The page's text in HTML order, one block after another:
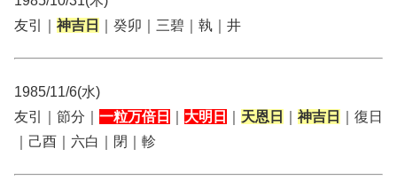
友引｜ 神吉日 ｜癸卯｜三碧｜執｜井
1985/11/6(水)
友引｜節分｜ 一粒万倍日 大明日 天恩日 神吉日
｜復日
｜己酉｜六白｜閉｜軫